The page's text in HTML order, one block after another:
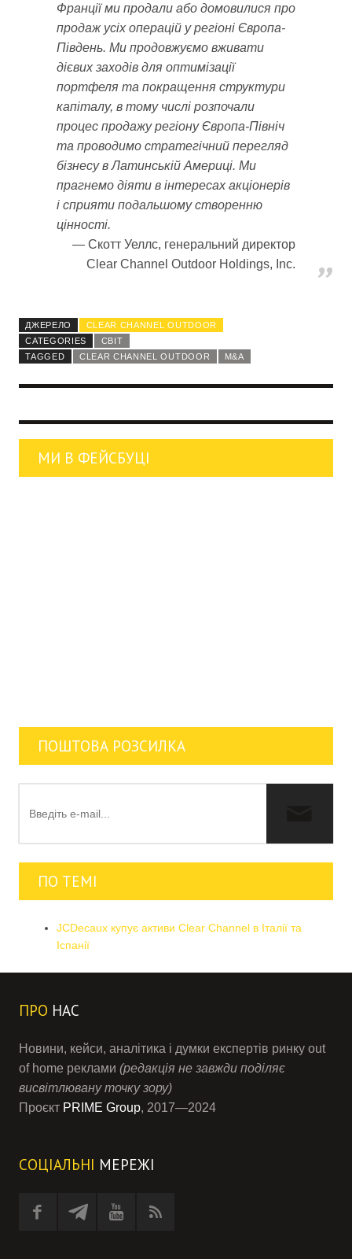
Франції ми продали або домовилися про
продаж усіх операцій у регіоні Європа-
Південь. Ми продовжуємо вживати
дієвих заходів для оптимізації
портфеля та покращення структури
капіталу, в тому числі розпочали
процес продажу регіону Європа-Північ
та проводимо стратегічний перегляд
бізнесу в Латинській Америці. Ми
прагнемо діяти в інтересах акціонерів
і сприяти подальшому створенню
цінності.
Скотт Уеллс, генеральний директор
Clear Channel Outdoor Holdings, Inc.
ДЖЕРЕЛО
CLEAR CHANNEL OUTDOOR
CATEGORIES
СВІТ
TAGGED
CLEAR CHANNEL OUTDOOR M&A
МИ В ФЕЙСБУЦІ
ПОШТОВА РОЗСИЛКА
ПО ТЕМІ
JCDecaux купує активи Clear Channel в Італії та
Іспанії
ПРО НАС
Новини, кейси, аналітика і думки експертів ринку out
of home реклами (редакція не завжди поділяє
висвітлювану точку зору)
Проєкт PRIME Group, 2017—2024
СОЦІАЛЬНІ МЕРЕЖІ